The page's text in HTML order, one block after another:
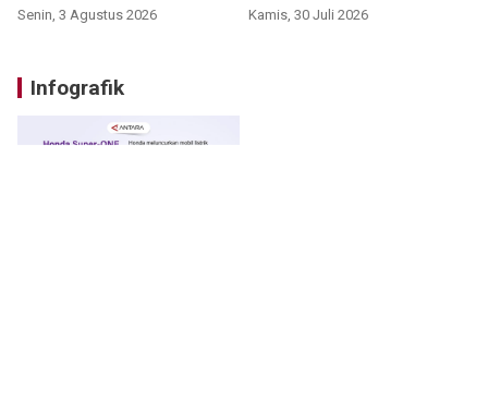
Senin, 3 Agustus 2026 Kamis, 30 Juli 2026
Infografik